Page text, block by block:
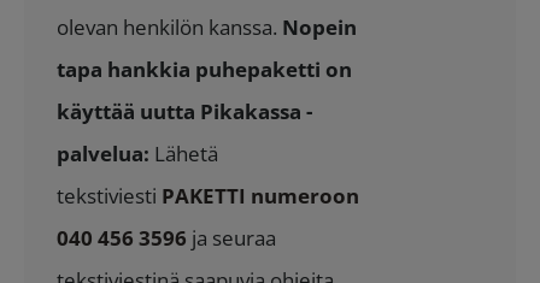
olevan henkilön kanssa. Nopein
tapa hankkia puhepaketti on
käyttää uutta Pikakassa -
palvelua: Lähetä
tekstiviesti PAKETTI numeroon
040 456 3596 ja seuraa